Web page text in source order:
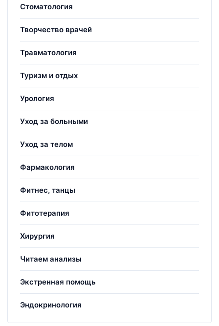
Стоматология
Творчество врачей
Травматология
Туризм и отдых
Урология
Уход за больными
Уход за телом
Фармакология
Фитнес, танцы
Фитотерапия
Хирургия
Читаем анализы
Экстренная помощь
Эндокринология